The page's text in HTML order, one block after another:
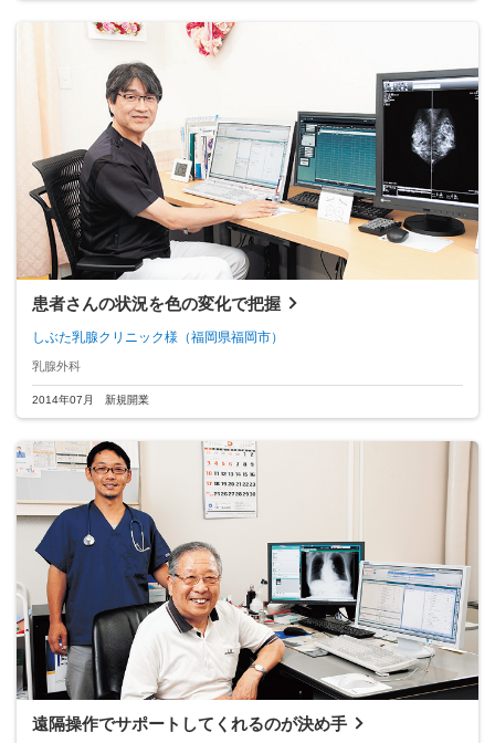
患者さんの状況を色の変化で把握
しぶた乳腺クリニック様 （福岡県福岡市）
乳腺外科
2014年07月 新規開業
遠隔操作でサポートしてくれるのが決め手